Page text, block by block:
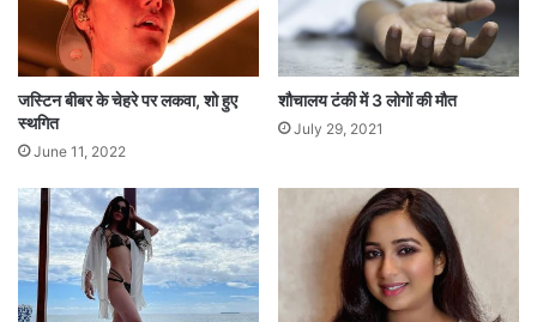
ट्रो
ल
हु
ए
जा
द
जा
फ
री
जस्टिन बीबर के चेहरे पर लकवा, शो हुए
स्थगित
June 11, 2022
शौचालय टंकी में 3 लोगों की मौत
July 29, 2021